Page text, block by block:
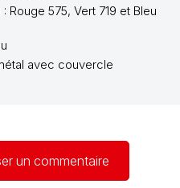
Rouge 575, Vert 719 et Bleu
avec couvercle
un commentaire